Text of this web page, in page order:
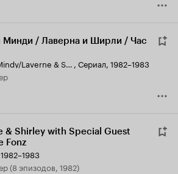
Минди / Лаверна и Ширли / Час
Mork & Mindy/Laverne & Shirley/Fonz Hour , Сериал, 1982–1983
& Shirley with Special Guest
Fonz
(8 эпизодов, 1982)